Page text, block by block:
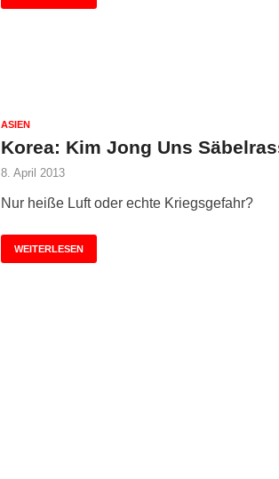
ASIEN
Korea: Kim Jong Uns
8. April 2013
Nur heiße Luft oder echte Kriegsgefahr?
WEITERLESEN